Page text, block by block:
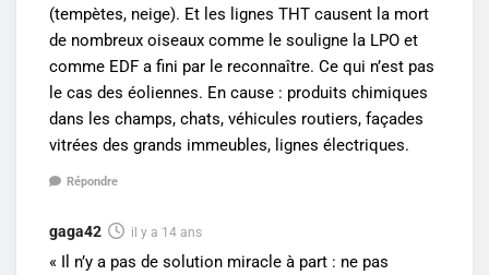
(tempètes, neige). Et les lignes THT causent la mort
de nombreux oiseaux comme le souligne la LPO et
comme EDF a fini par le reconnaître. Ce qui n’est pas
le cas des éoliennes. En cause : produits chimiques
dans les champs, chats, véhicules routiers, façades
vitrées des grands immeubles, lignes électriques.
Répondre
gaga42 il y a 14 ans
« Il n’y a pas de solution miracle à part : ne pas